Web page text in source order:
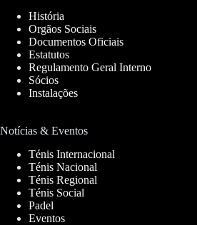
História
Orgãos Sociais
Documentos Oficiais
Estatutos
Regulamento Geral Interno
Sócios
Instalações
Notícias & Eventos
Ténis Internacional
Ténis Nacional
Ténis Regional
Ténis Social
Padel
Eventos